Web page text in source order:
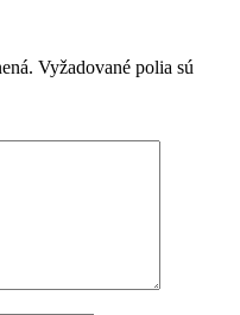
Vyžadované polia sú